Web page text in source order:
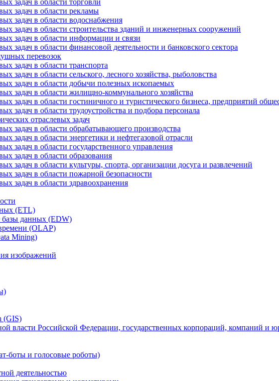
задач в области торговли
задач в области рекламы
задач в области водоснабжения
задач в области строительства зданий и инженерных сооружений
задач в области информации и связи
задач в области финансовой деятельности и банковского сектора
перевозок
задач в области транспорта
задач в области сельского, лесного хозяйства, рыболовства
задач в области добычи полезных ископаемых
задач в области жилищно-коммунального хозяйства
задач в области гостиничного и туристического бизнеса, предприятий
задач в области трудоустройства и подбора персонала
отраслевых задач
задач в области обрабатывающего производства
задач в области энергетики и нефтегазовой отрасли
задач в области государственного управления
задач в области образования
задач в области культуры, спорта, организации досуга и развлечений
задач в области пожарной безопасности
задач в области здравоохранения
(ETL)
данных (EDW)
(OLAP)
Mining)
изображений
(GIS)
власти Российской Федерации, государственных корпораций, компаний и
боты и голосовые роботы)
деятельностью